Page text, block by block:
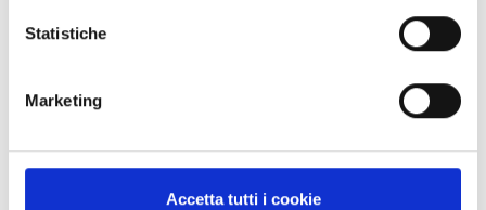
Statistiche
Marketing
Accetta tutti i cookie
SPECIALE PER IL PNRR E GLI
RICERCA AVANZATA